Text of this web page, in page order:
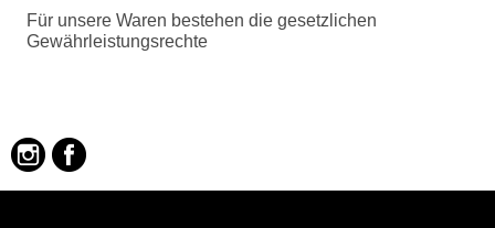
Besonderheiten:
hochwertiges Leder
Für unsere Waren bestehen die gesetzlichen
Gewährleistungsrechte